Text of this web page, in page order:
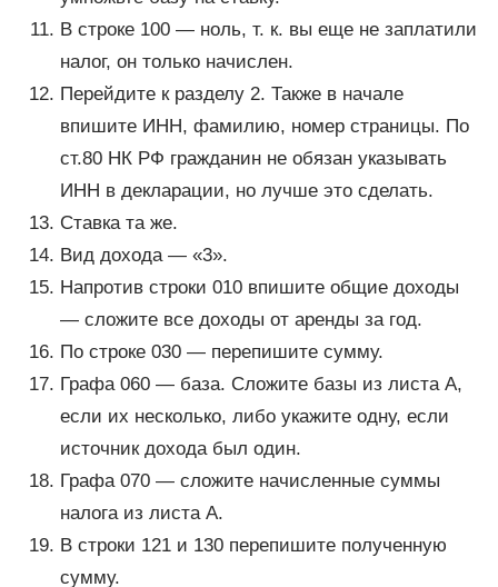
В строке 100 — ноль, т. к. вы еще не заплатили
налог, он только начислен.
Перейдите к разделу 2. Также в начале
впишите ИНН, фамилию, номер страницы. По
ст.80 НК РФ гражданин не обязан указывать
ИНН в декларации, но лучше это сделать.
Ставка та же.
Вид дохода — «3».
Напротив строки 010 впишите общие доходы
— сложите все доходы от аренды за год.
По строке 030 — перепишите сумму.
Графа 060 — база. Сложите базы из листа А,
если их несколько, либо укажите одну, если
источник дохода был один.
Графа 070 — сложите начисленные суммы
налога из листа А.
В строки 121 и 130 перепишите полученную
сумму.